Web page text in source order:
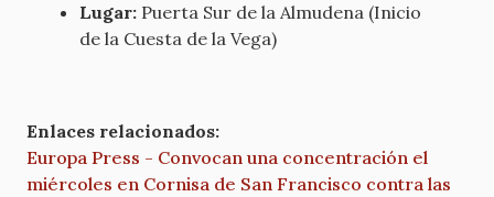
Lugar: Puerta Sur de la Almudena (Inicio
de la Cuesta de la Vega)
Enlaces relacionados:
Europa Press - Convocan una concentración el
miércoles en Cornisa de San Francisco contra las